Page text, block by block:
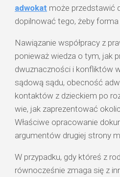
adwokat może przedstawić
dopilnować tego, żeby forma
Nawiązanie współpracy z
ponieważ wiedza o tym, jak
dwuznaczności i konfliktów
sądową sądu, obecność
kontaktów z dzieckiem po
wie, jak zaprezentować
Właściwe opracowanie
argumentów drugiej strony
W przypadku, gdy któreś z
równocześnie zmaga się z